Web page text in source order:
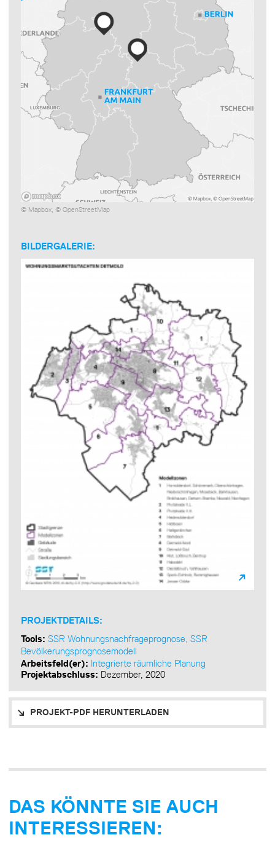
© Mapbox, ©OpenStreetMap
BILDERGALERIE:
PROJEKTDETAILS:
Tools: SSR Wohnungsnachfrageprognose, SSR
Bevölkerungsprognosemodell
Arbeitsfeld(er): Integrierte räumliche Planung
Projektabschluss: Dezember, 2020
PROJEKT-PDF HERUNTERLADEN
DAS KÖNNTE SIE AUCH
INTERESSIEREN: